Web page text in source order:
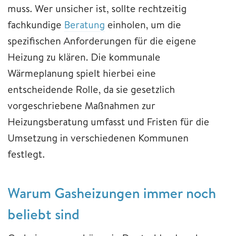
muss. Wer unsicher ist, sollte rechtzeitig
fachkundige Beratung einholen, um die
spezifischen Anforderungen für die eigene
Heizung zu klären. Die kommunale
Wärmeplanung spielt hierbei eine
entscheidende Rolle, da sie gesetzlich
vorgeschriebene Maßnahmen zur
Heizungsberatung umfasst und Fristen für die
Umsetzung in verschiedenen Kommunen
festlegt.
Warum Gasheizungen immer noch
beliebt sind